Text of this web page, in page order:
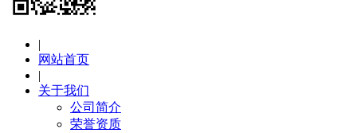
|
网站首页
|
关于我们
公司简介
荣誉资质